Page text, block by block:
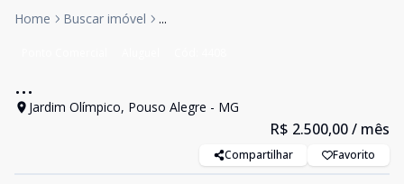
Home Buscar imóvel ...
...
Jardim Olímpico, Pouso Alegre - MG
R$ 2.500,00/ mês
Compartilhar Favorito